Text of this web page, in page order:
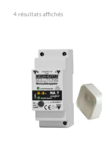
4 résultats affichés